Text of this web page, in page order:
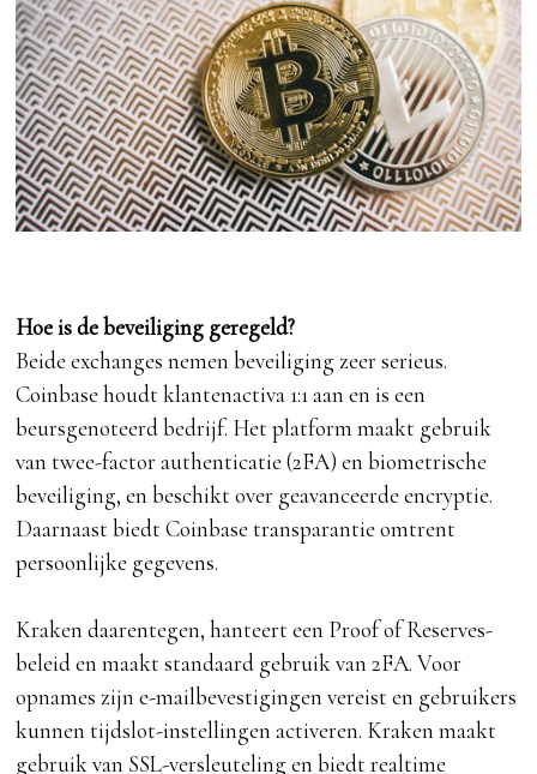
Hoe is de beveiliging geregeld?
Beide exchanges nemen beveiliging zeer serieus.
Coinbase houdt klantenactiva 1:1 aan en is een
beursgenoteerd bedrijf. Het platform maakt gebruik
van twee-factor authenticatie (2FA) en biometrische
beveiliging, en beschikt over geavanceerde encryptie.
Daarnaast biedt Coinbase transparantie omtrent
persoonlijke gegevens.
Kraken daarentegen, hanteert een Proof of Reserves-
beleid en maakt standaard gebruik van 2FA. Voor
opnames zijn e-mailbevestigingen vereist en gebruikers
kunnen tijdslot-instellingen activeren. Kraken maakt
gebruik van SSL-versleuteling en biedt realtime